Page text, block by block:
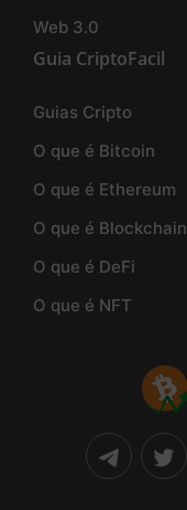
Web 3.0
Guia CriptoFacil
Guias Cripto
O que é Bitcoin
O que é Ethereum
O que é Blockchain
O que é DeFi
O que é NFT